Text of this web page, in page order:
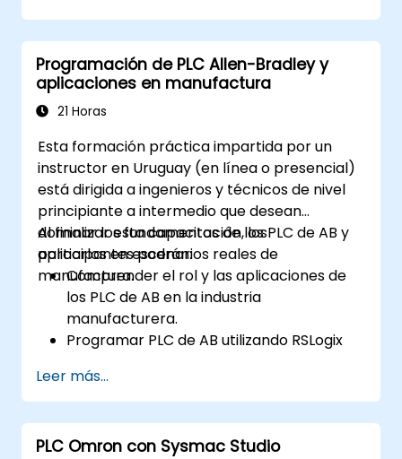
movimiento de un solo eje y de múltiples
ejes.
Implementar estrategias de movimiento
coordinado, incluyendo interpolación y
sincronización.
Programación de PLC Allen-Bradley y
aplicaciones en manufactura
21 Horas
Esta formación práctica impartida por un
instructor en Uruguay (en línea o presencial)
está dirigida a ingenieros y técnicos de nivel
principiante a intermedio que desean
dominar los fundamentos de los PLC de AB y
aplicarlos en escenarios reales de
manufactura.
Al finalizar esta capacitación, los
participantes podrán:
Comprender el rol y las aplicaciones de
los PLC de AB en la industria
manufacturera.
Programar PLC de AB utilizando RSLogix
Diagnosticar problemas comunes y
realizar mantenimiento en sistemas PLC.
Diseñar e implementar un sistema
controlado por PLC para un proceso de
Leer más...
PLC Omron con Sysmac Studio